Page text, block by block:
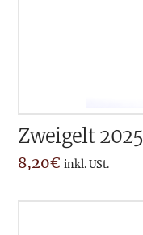
Zweigelt 2025
8,20€ inkl. USt.